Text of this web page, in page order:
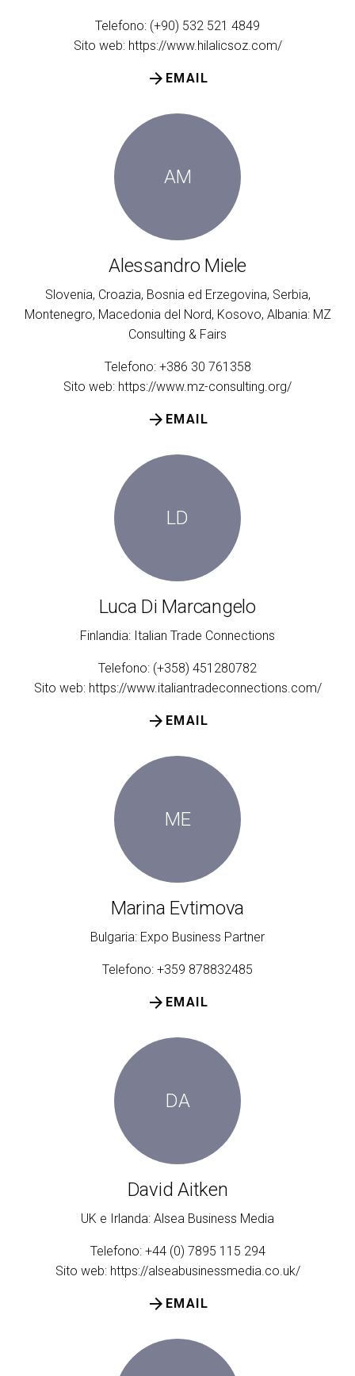
Telefono: (+90) 532 521 4849
Sito web: https://www.hilalicsoz.com/
EMAIL
arrow_forward
AM
Alessandro Miele
Slovenia, Croazia, Bosnia ed Erzegovina, Serbia,
Montenegro, Macedonia del Nord, Kosovo, Albania: MZ
Consulting & Fairs
Telefono: +386 30 761358
Sito web: https://www.mz-consulting.org/
EMAIL
arrow_forward
LD
Luca Di Marcangelo
Finlandia: Italian Trade Connections
Telefono: (+358) 451280782
Sito web: https://www.italiantradeconnections.com/
EMAIL
arrow_forward
ME
Marina Evtimova
Bulgaria: Expo Business Partner
Telefono: +359 878832485
EMAIL
arrow_forward
DA
David Aitken
UK e Irlanda: Alsea Business Media
Telefono: +44 (0) 7895 115 294
Sito web: https://alseabusinessmedia.co.uk/
EMAIL
arrow_forward